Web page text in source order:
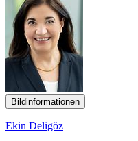
Bildinformationen
Ekin Deligöz